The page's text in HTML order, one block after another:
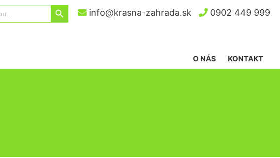
Search Button
info@krasna-zahrada.sk 0902 449 999
KONTAKT
O NÁS